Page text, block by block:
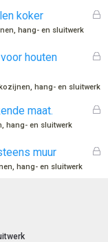
oG
l
e
koker
hang- en sluitwerk
G
o
houten
hang- en sluitwerk
G
l
maat.
hang- en sluitwerk
G
muur
hang- en sluitwerk